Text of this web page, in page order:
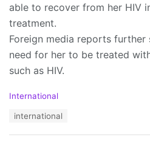
able to recover from her HIV
treatment.
Foreign media reports
need for her to be treated
such as HIV.
C
International
international